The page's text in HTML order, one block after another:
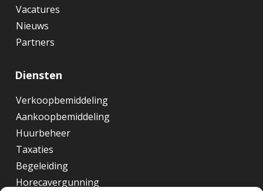
Vacatures
Nieuws
Partners
Diensten
Verkoopbemiddeling
Aankoopbemiddeling
Huurbeheer
Taxaties
Begeleiding
Horecavergunning